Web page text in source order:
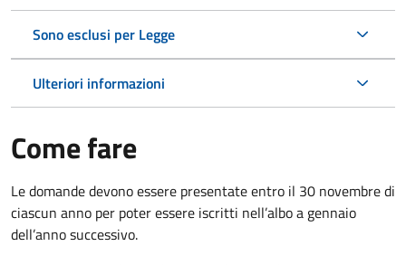
Sono esclusi per Legge
Ulteriori informazioni
Come fare
Le domandedevono essere presentate entro il 30 novembre di
ciascun anno per poter essere iscritti nell’albo a gennaio
dell’anno successivo.